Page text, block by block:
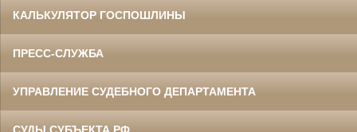
КАЛЬКУЛЯТОР ГОСПОШЛИНЫ
ПРЕСС-СЛУЖБА
УПРАВЛЕНИЕ СУДЕБНОГО ДЕПАРТАМЕНТА